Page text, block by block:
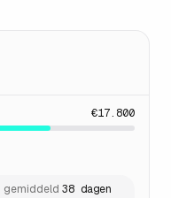
€17.800
38 dagen